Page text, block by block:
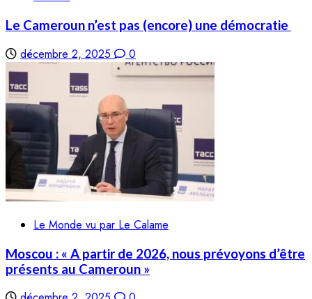
Le Cameroun n’est pas (encore) une démocratie
décembre 2, 2025 0
Le Monde vu par Le Calame
Moscou : « A partir de 2026, nous prévoyons d’être
présents au Cameroun »